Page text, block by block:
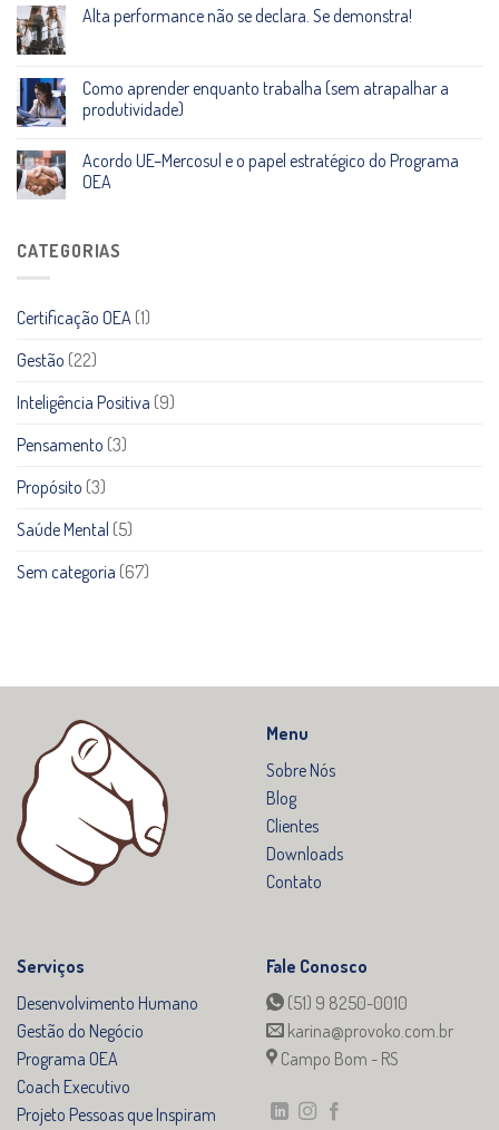
Alta performance não se declara. Se demonstra!
Como aprender enquanto trabalha (sem atrapalhar a
produtividade)
Acordo UE–Mercosul e o papel estratégico do Programa
OEA
CATEGORIAS
Certificação OEA (1)
Gestão (22)
Inteligência Positiva (9)
Pensamento (3)
Propósito (3)
Saúde Mental (5)
Sem categoria (67)
Menu
Sobre Nós
Blog
Clientes
Downloads
Contato
Serviços
Desenvolvimento Humano
Gestão do Negócio
Programa OEA
Coach Executivo
Projeto Pessoas que Inspiram
Fale Conosco
(51) 9 8250-0010
karina@provoko.com.br
Campo Bom - RS